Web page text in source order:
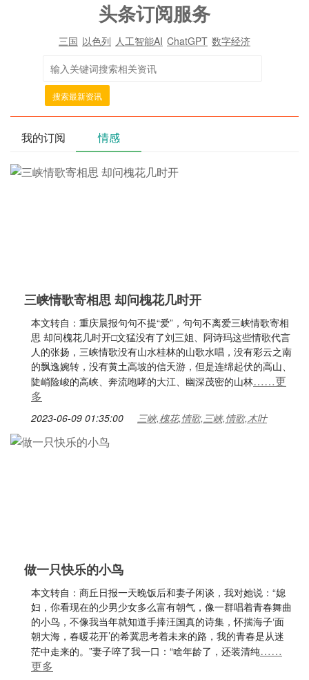
头条订阅服务
三国 以色列 人工智能AI ChatGPT 数字经济
搜索最新资讯
我的订阅 情感
三峡情歌寄相思 却问槐花几时开
本文转自：重庆晨报句句不提“爱”，句句不离爱三峡情歌寄相
思 却问槐花几时开□文猛没有了刘三姐、阿诗玛这些情歌代言
人的张扬，三峡情歌没有山水桂林的山歌水唱，没有彩云之南
的飘逸婉转，没有黄土高坡的信天游，但是连绵起伏的高山、
陡峭险峻的高峡、奔流咆哮的大江、幽深茂密的山林……更
多
2023-06-09 01:35:00 三峡,槐花,情歌,三峡,情歌,木叶
做一只快乐的小鸟
本文转自：商丘日报一天晚饭后和妻子闲谈，我对她说：“媳
妇，你看现在的少男少女多么富有朝气，像一群唱着青春舞曲
的小鸟，不像我当年就知道手捧汪国真的诗集，怀揣海子‘面
朝大海，春暖花开’的希冀思考着未来的路，我的青春是从迷
茫中走来的。”妻子啐了我一口：“啥年龄了，还装清纯……
更多